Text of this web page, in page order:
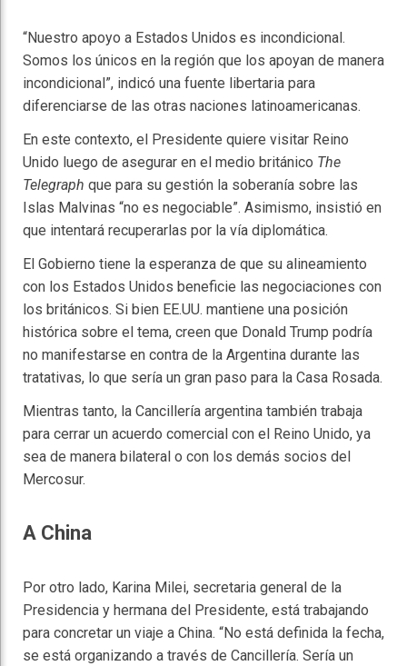
“Nuestro apoyo a Estados Unidos es incondicional.
Somos los únicos en la región que los apoyan de manera
incondicional”, indicó una fuente libertaria para
diferenciarse de las otras naciones latinoamericanas.
En este contexto, el Presidente quiere visitar Reino
Unido luego de asegurar en el medio británico The
Telegraph que para su gestión la soberanía sobre las
Islas Malvinas “no es negociable”. Asimismo, insistió en
que intentará recuperarlas por la vía diplomática.
El Gobierno tiene la esperanza de que su alineamiento
con los Estados Unidos beneficie las negociaciones con
los británicos. Si bien EE.UU. mantiene una posición
histórica sobre el tema, creen que Donald Trump podría
no manifestarse en contra de la Argentina durante las
tratativas, lo que sería un gran paso para la Casa Rosada.
Mientras tanto, la Cancillería argentina también trabaja
para cerrar un acuerdo comercial con el Reino Unido, ya
sea de manera bilateral o con los demás socios del
Mercosur.
A China
Por otro lado, Karina Milei, secretaria general de la
Presidencia y hermana del Presidente, está trabajando
para concretar un viaje a China. “No está definida la fecha,
se está organizando a través de Cancillería. Sería un